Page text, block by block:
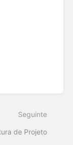
Seguinte
de Projeto